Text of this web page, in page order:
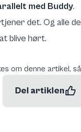
med Buddy.
det. Og alle
blive hørt.
om denne artikel,
Del artiklen